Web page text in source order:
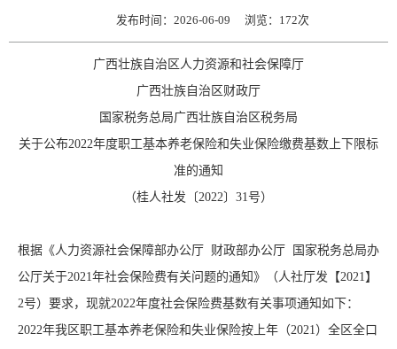
发布时间：2026-06-09 浏览： 172次
广西壮族自治区人力资源和社会保障厅
广西壮族自治区财政厅
国家税务总局广西壮族自治区税务局
关于公布2022年度职工基本养老保险和失业保险缴费基数上下限标
准的通知
（桂人社发〔2022〕31号）
根据《人力资源社会保障部办公厅 财政部办公厅 国家税务总局办
公厅关于2021年社会保险费有关问题的通知》（人社厅发【2021】
2号）要求，现就2022年度社会保险费基数有关事项通知如下：
2022年我区职工基本养老保险和失业保险按上年（2021）全区全口